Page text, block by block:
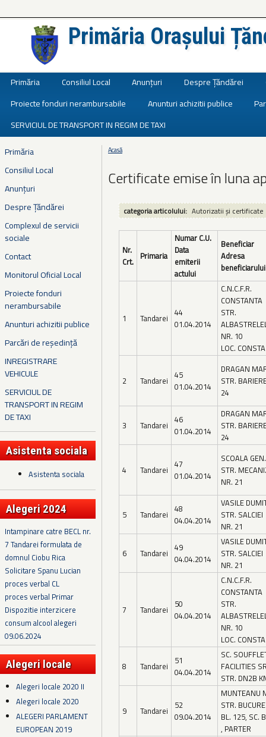
Primăria Orașului
Primăria Consiliul Local Anunțuri Despre Țăndărei
Proiecte fonduri nerambursabile
Anunturi achizitii publice
SERVICIUL DE TRANSPORT IN REGIM DE TAXI
Primăria
Consiliul Local
Anunțuri
Despre Țăndărei
Complexul de servicii
sociale
Contact
Monitorul Oficial Local
Proiecte fonduri
nerambursabile
Anunturi achizitii publice
Parcări de reședință
INREGISTRARE
VEHICULE
SERVICIUL DE
TRANSPORT IN REGIM
DE TAXI
Asistenta sociala
Asistenta sociala
Alegeri 2024
Intampinare catre BECL nr.
7 Tandarei formulata de
domnul Ciobu Rica
Solicitare Spanu Lucian
proces verbal CL
proces verbal Primar
Dispozitie interzicere
consum alcool alegeri
09.06.2024
Alegeri locale
Alegeri locale 2020 II
Alegeri locale 2020
ALEGERI PARLAMENT
EUROPEAN 2019
Eşti aici
Acasă
Certificate emise în luna
categoria articolului: Autorizatii și certificate
Nr.
Crt. Primaria
Numar C.U.
Data
emiterii
actului
Beneficiar
Adresa
beneficiarului
1 Tandarei 44
01.04.2014
C.N.C.F.R.
CONSTANTA
STR.
NR. 10
LOC.
2 Tandarei 45
01.04.2014
DRAGAN
STR.
24
3 Tandarei 46
01.04.2014
DRAGAN
STR.
24
4 Tandarei 47
01.04.2014
SCOALA
STR.
NR. 21
5 Tandarei 48
04.04.2014
VASILE
STR. SALCIEI
NR. 21
6 Tandarei 49
04.04.2014
VASILE
STR. SALCIEI
NR. 21
7 Tandarei
50
04.04.2014
C.N.C.F.R.
CONSTANTA
STR.
NR. 10
LOC.
8 Tandarei
51
04.04.2014
SC.
FACILITIES
STR. DN2B
9 Tandarei
52
09.04.2014
MUNTEANU
STR.
BL. 125, SC.
, PARTER